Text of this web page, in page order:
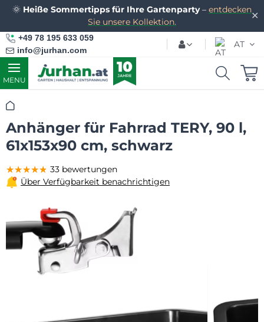
✕
🌞 Heiße Sommertipps für Ihre Gartenparty– entdecken
Sie unsere Kollektion.
+49 78 195 633 059
info@jurhan.com
AT
MENU
Startseite
Anhänger für Fahrrad TERY, 90 l,
61x153x90 cm, schwarz
★★★★★
★★★★★
★★★★★ 33 bewertungen
Über Verfügbarkeit benachrichtigen